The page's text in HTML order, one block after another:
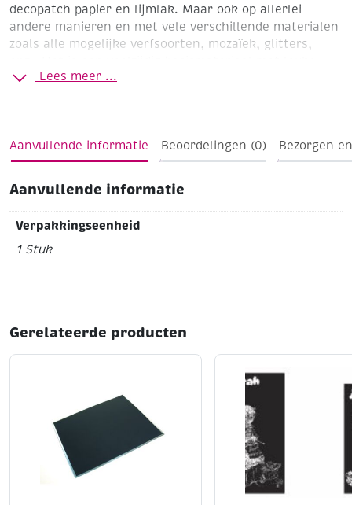
decopatch papier en lijmlak. Maar ook op allerlei
andere manieren en met vele verschillende materialen
zoals alle mogelijke verfsoorten, mozaïek, glitters,
figuren voor elk seizoen of thema.
Lees meer ...
Aanvullende informatie Beoordelingen (0) Bezorgen
Aanvullende informatie
Verpakkingseenheid
1 Stuk
Gerelateerde producten